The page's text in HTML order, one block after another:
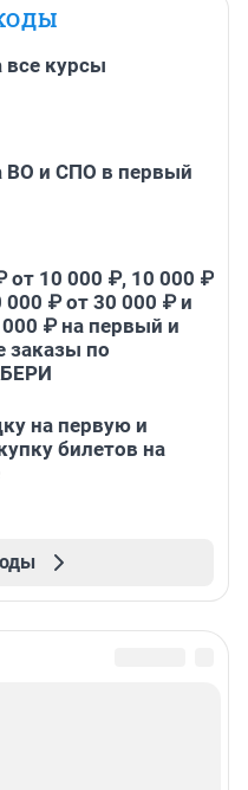
все курсы
ВО и СПО в первый
от 10 000 ₽, 10 000 ₽
000 ₽ от 30 000 ₽ и
₽ на первый и
заказы по
на первую и
билетов на